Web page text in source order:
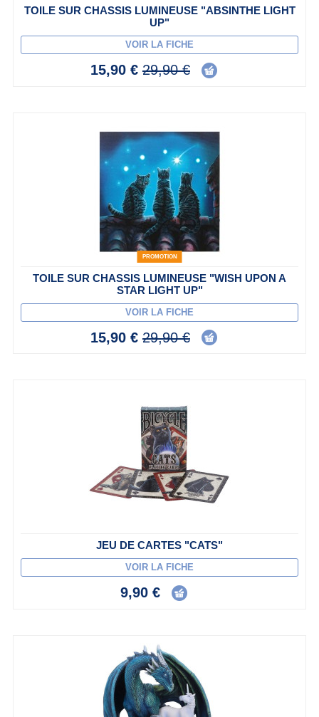
TOILE SUR CHASSIS LUMINEUSE "ABSINTHE LIGHT
UP"
VOIR LA FICHE
15,90 € 29,90 €
PROMOTION
TOILE SUR CHASSIS LUMINEUSE "WISH UPON A
STAR LIGHT UP"
VOIR LA FICHE
15,90 € 29,90 €
JEU DE CARTES "CATS"
VOIR LA FICHE
9,90 €